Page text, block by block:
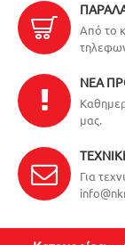
Από το
ΝΈΑ
μας.
Για